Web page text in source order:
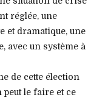
réglée, une
et dramatique, une
avec un système à
de cette élection
peut le faire et ce